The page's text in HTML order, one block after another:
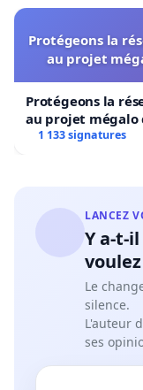
Protégeons la
au projet
Protégeons la
au projet mégalo
1 133 signatures
LANCEZ
Y a-t-
Le
silence.
L'auteur
ses